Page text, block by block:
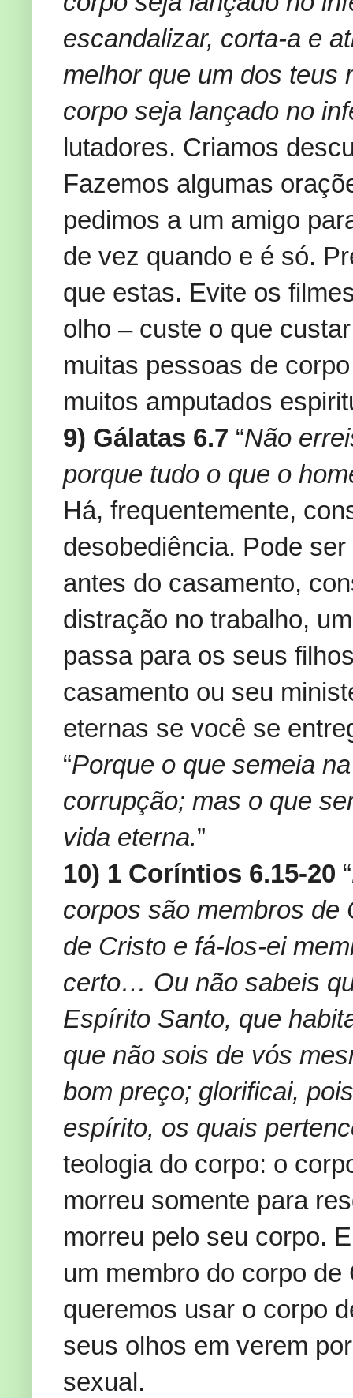
escandalizar, corta-a e
melhor que um dos teus
corpo seja lançado no
lutadores. Criamos
Fazemos algumas
pedimos a um amigo
de vez quando e é só.
que estas. Evite os
olho – custe o que
muitas pessoas de
muitos amputados
9) Gálatas 6.7 “Não
porque tudo o que o
Há, frequentemente,
desobediência. Pode
antes do casamento,
distração no trabalho,
passa para os seus
casamento ou seu
eternas se você se
“Porque o que semeia
corrupção; mas o que
vida eterna.”
10) 1 Coríntios 6.15-20 “
corpos são membros de
de Cristo e fá-los-ei
certo… Ou não sabeis
Espírito Santo, que
que não sois de vós
bom preço; glorificai,
espírito, os quais
teologia do corpo: o
morreu somente para
morreu pelo seu corpo.
um membro do corpo
queremos usar o corpo
seus olhos em verem
sexual.